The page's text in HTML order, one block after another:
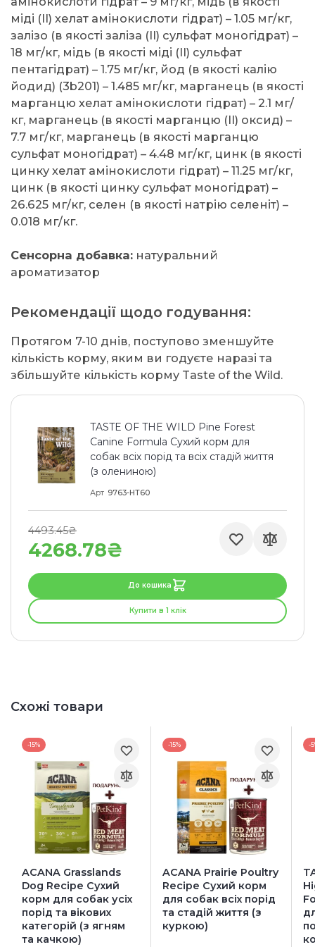
міді (II) хелат амінокислоти гідрат) – 1.05 мг/кг,
залізо (в якості заліза (II) сульфат моногідрат) –
18 мг/кг, мідь (в якості міді (II) сульфат
пентагідрат) – 1.75 мг/кг, йод (в якості калію
йодид) (3b201) – 1.485 мг/кг, марганець (в якості
марганцю хелат амінокислоти гідрат) – 2.1 мг/
кг, марганець (в якості марганцю (II) оксид) –
7.7 мг/кг, марганець (в якості марганцю
сульфат моногідрат) – 4.48 мг/кг, цинк (в якості
цинку хелат амінокислоти гідрат) – 11.25 мг/кг,
цинк (в якості цинку сульфат моногідрат) –
26.625 мг/кг, селен (в якості натрію селеніт) –
0.018 мг/кг.
Сенсорна добавка: натуральний
ароматизатор
Рекомендації щодо годування:
Протягом 7-10 днів, поступово зменшуйте
кількість корму, яким ви годуєте наразі та
збільшуйте кількість корму Taste of the Wild.
TASTE OF THE WILD Pine Forest
Canine Formula Cухий корм для
собак всіх порід та всіх стадій життя
(з олениною)
Арт 9763-HT60
4268.78₴
4493.45₴
До кошика
Купити в 1 клік
Схожі товари
-15%
ACANA Grasslands
Dog Recipe Сухий
корм для собак усіх
порід та вікових
категорій (з ягням
та качкою)
-15%
ACANA Prairie Poultry
Recipe Cухий корм
для собак всіх порід
та стадій життя (з
куркою)
-